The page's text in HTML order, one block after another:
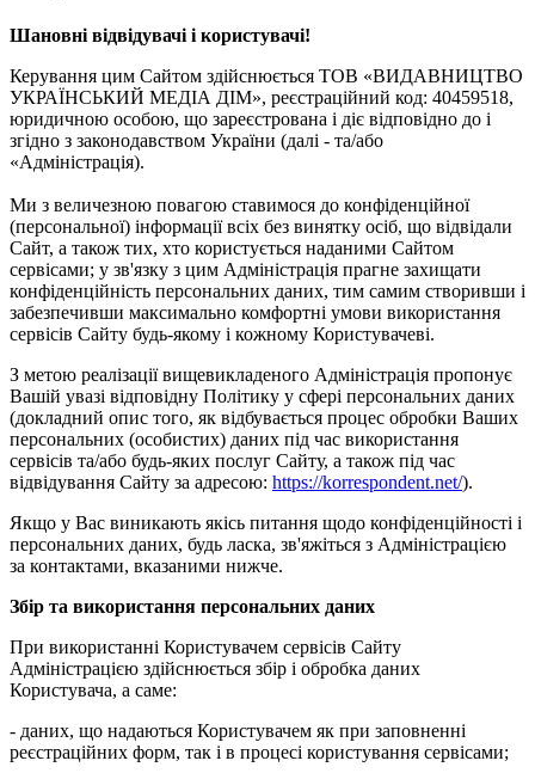
Шановні відвідувачі і користувачі!
Керування цим Сайтом здійснюється ТОВ «ВИДАВНИЦТВО
УКРАЇНСЬКИЙ МЕДІА ДІМ», реєстраційний код: 40459518,
юридичною особою, що зареєстрована і діє відповідно до і
згідно з законодавством України (далі - та/або
«Адміністрація).
Ми з величезною повагою ставимося до конфіденційної
(персональної) інформації всіх без винятку осіб, що відвідали
Сайт, а також тих, хто користується наданими Сайтом
сервісами; у зв'язку з цим Адміністрація прагне захищати
конфіденційність персональних даних, тим самим створивши і
забезпечивши максимально комфортні умови використання
сервісів Сайту будь-якому і кожному Користувачеві.
З метою реалізації вищевикладеного Адміністрація пропонує
Вашій увазі відповідну Політику у сфері персональних даних
(докладний опис того, як відбувається процес обробки Ваших
персональних (особистих) даних під час використання
сервісів та/або будь-яких послуг Сайту, а також під час
відвідування Сайту за адресою: https://korrespondent.net/).
Якщо у Вас виникають якісь питання щодо конфіденційності і
персональних даних, будь ласка, зв'яжіться з Адміністрацією
за контактами, вказаними нижче.
Збір та використання персональних даних
При використанні Користувачем сервісів Сайту
Адміністрацією здійснюється збір і обробка даних
Користувача, а саме:
- даних, що надаються Користувачем як при заповненні
реєстраційних форм, так і в процесі користування сервісами;